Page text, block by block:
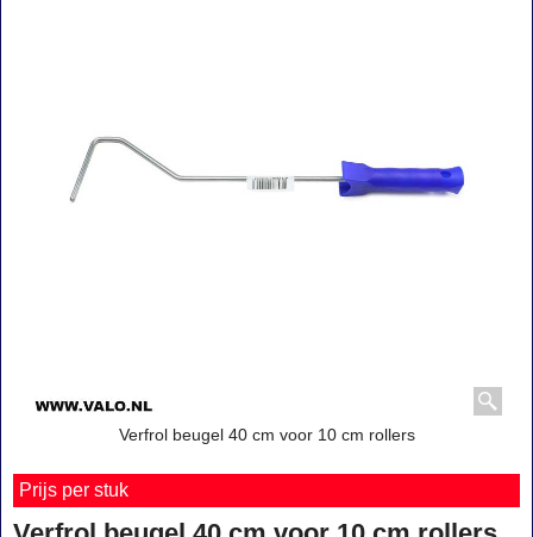
Verfrol beugel 40 cm voor 10 cm rollers
Prijs per stuk